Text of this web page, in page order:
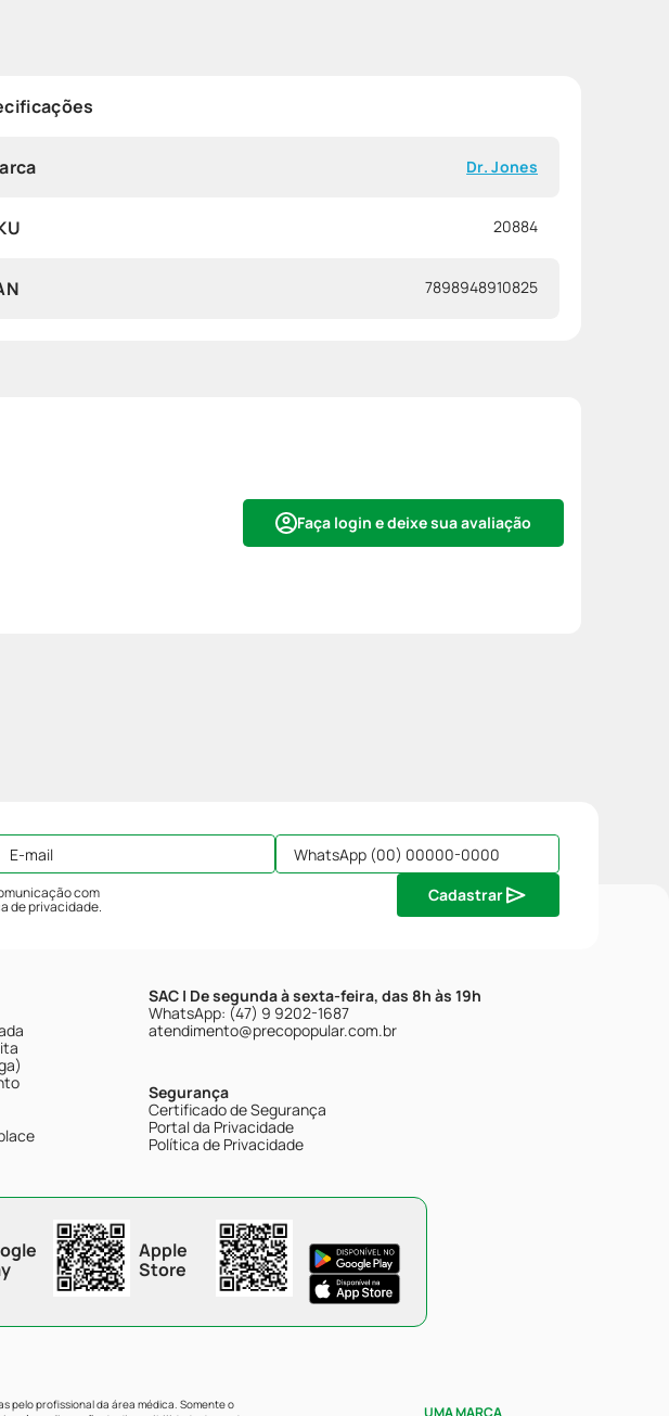
Dr. Jones
20884
7898948910825
Faça login e deixe sua avaliação
com
de privacidade.
Cadastrar
SAC | De segunda à sexta-feira, das 8h às 19h
WhatsApp: (47) 9 9202-1687
atendimento@precopopular.com.br
Segurança
Certificado de Segurança
Portal da Privacidade
Política de Privacidade
Apple
Store
pelo profissional da área médica. Somente o
UMA MARCA